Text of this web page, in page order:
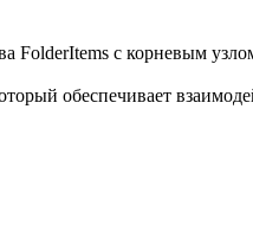
FolderItems с корневым
обеспечивает